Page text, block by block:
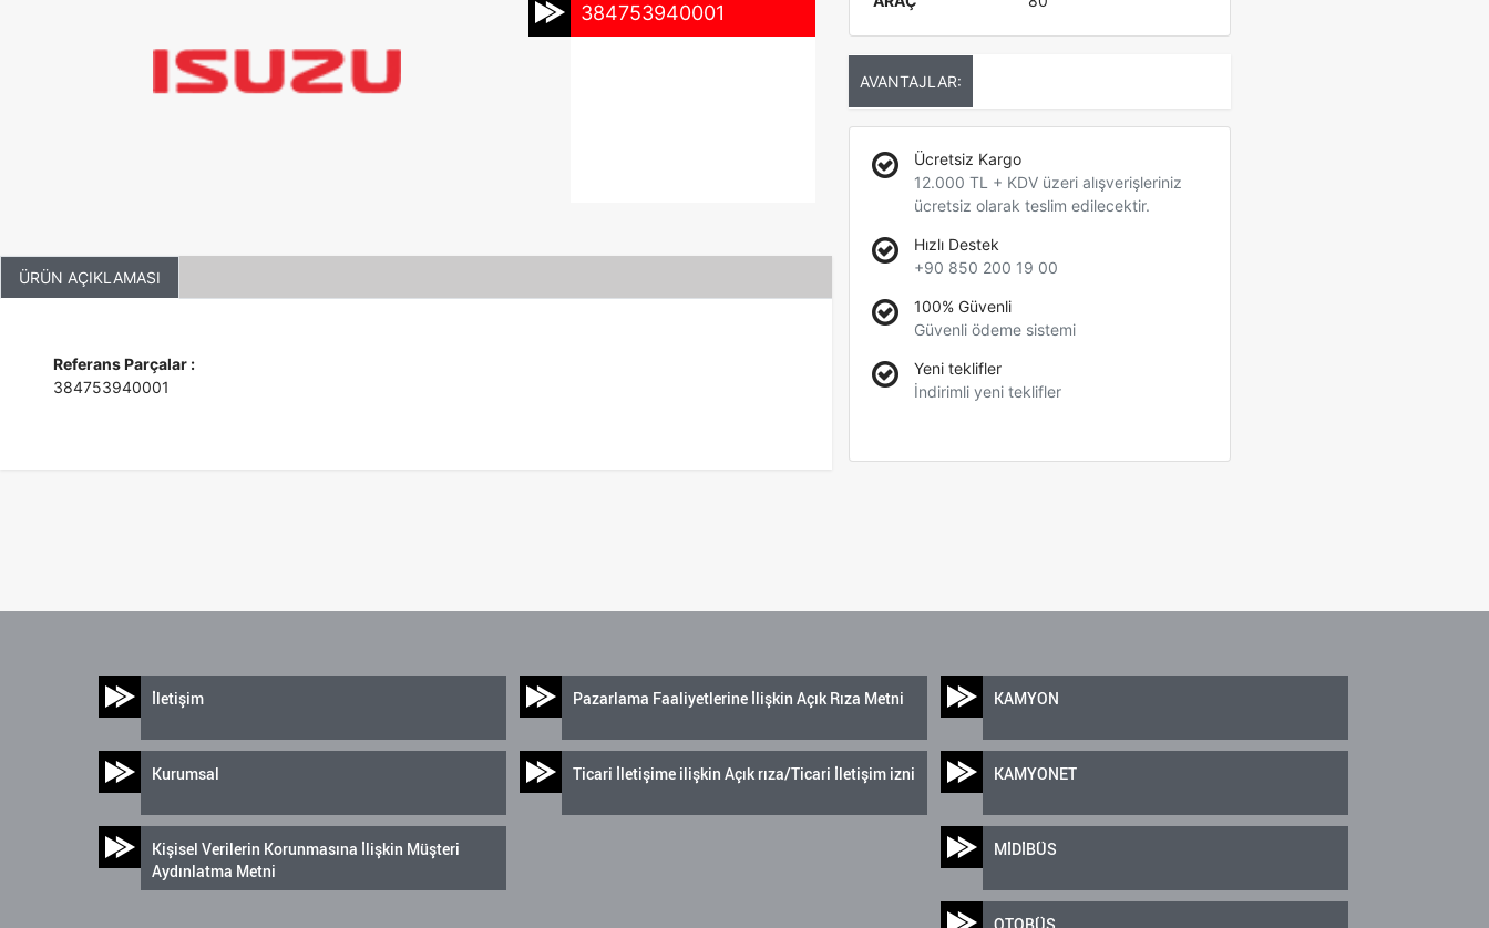
384753940001
ÜRÜN AÇIKLAMASI
Referans Parçalar :
384753940001
AVANTAJLAR:
Ücretsiz Kargo
12.000 TL + KDV üzeri alışverişleriniz
ücretsiz olarak teslim edilecektir.
Hızlı Destek
+90 850 200 19 00
100% Güvenli
Güvenli ödeme sistemi
Yeni teklifler
İndirimli yeni teklifler
İletişim
Kurumsal
Kişisel Verilerin Korunmasına İlişkin Müşteri
Aydınlatma Metni
Pazarlama Faaliyetlerine İlişkin Açık Rıza Metni
Ticari İletişime ilişkin Açık rıza/Ticari İletişim izni
KAMYON
KAMYONET
MİDİBÜS